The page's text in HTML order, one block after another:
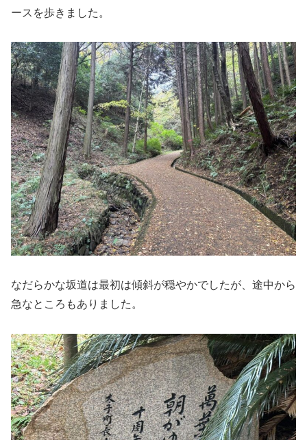
ースを歩きました。
なだらかな坂道は最初は傾斜が穏やかでしたが、途中から
急なところもありました。